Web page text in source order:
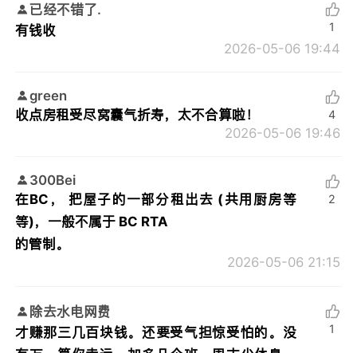
已经不错了.
有钱收
2026-05-06 19:44
1
green
收点房租受尽窝囊气折寿，太不合算啦！
2026-05-06 19:46
4
300Bei
在BC， 把屋子的一部分租出去 (共用厨房等
等)，一般不属于 BC RTA
的管制。
2026-05-06 21:15
2
除去水电网费
才赚那三几百块钱。还要受气担惊受怕的。没
1